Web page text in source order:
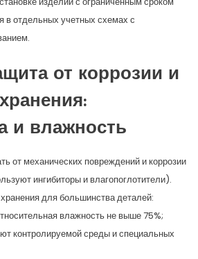
в отдельных учетных схемах с
от коррозии и
и влажность
от механических повреждений и коррозии
ингибиторы и влагопоглотители).
для большинства деталей:
влажность не выше 75%;
контролируемой среды и специальных